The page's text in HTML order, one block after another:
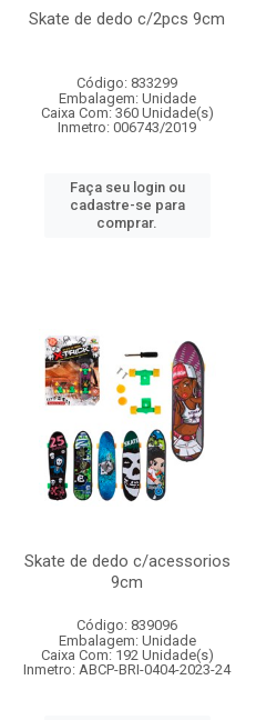
Skate de dedo c/2pcs 9cm
Código: 833299
Embalagem: Unidade
Caixa Com: 360 Unidade(s)
Inmetro: 006743/2019
Faça seu login ou
cadastre-se para
comprar.
Skate de dedo c/acessorios
9cm
Código: 839096
Embalagem: Unidade
Caixa Com: 192 Unidade(s)
Inmetro: ABCP-BRI-0404-2023-24